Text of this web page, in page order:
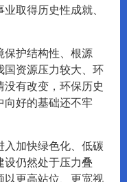
取得历史性成就、
保护结构性、根源
国资源压力较大、环
有改变，环保历史
向好的基础还不牢
入加快绿色化、低碳
设仍然处于压力叠
以更高站位、更宽视